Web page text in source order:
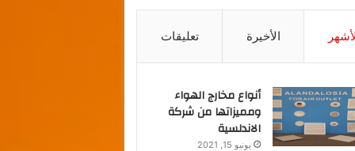
الأخيرة تعليقات
أنواع مخارج الهواء
ومميزاتها من شركة
الاندلسية
يونيو 15, 2021